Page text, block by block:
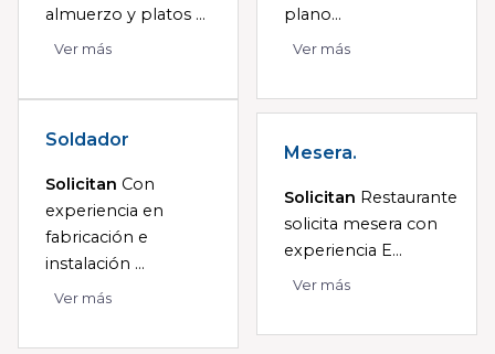
almuerzo y platos ...
Ver más
plano...
Ver más
Soldador
Solicitan Con
experiencia en
fabricación e
instalación ...
Ver más
Mesera.
Solicitan Restaurante
solicita mesera con
experiencia E...
Ver más